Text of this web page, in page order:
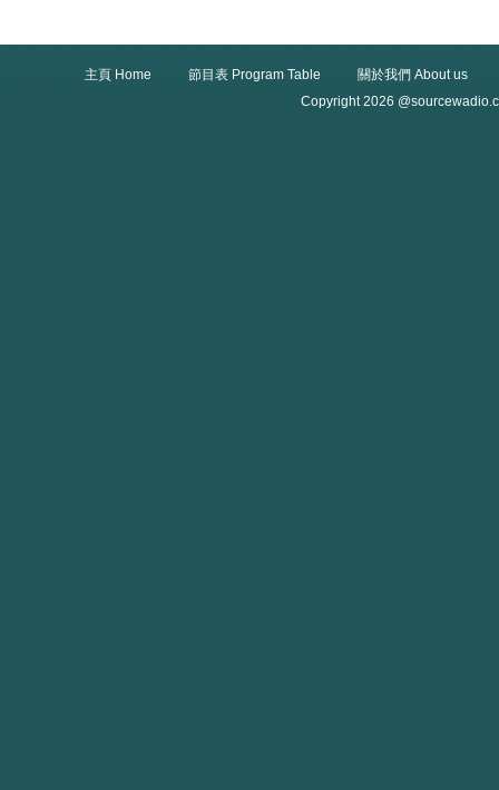
主頁 Home 節目表 Program Table
關於我們 About us
Copyright 2026